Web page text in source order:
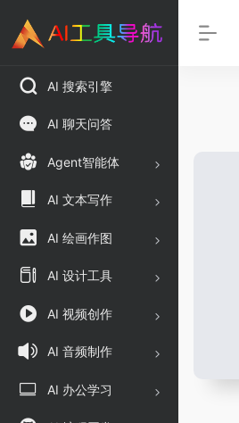
AI 搜索引擎
AI 聊天问答
Agent智能体
AI 文本写作
AI 绘画作图
AI 设计工具
AI 视频创作
AI 音频制作
AI 办公学习